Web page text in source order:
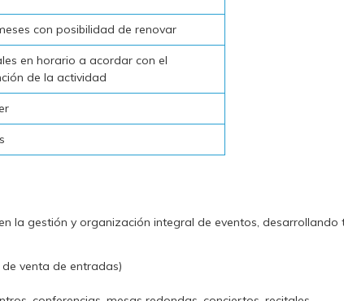
con posibilidad de renovar
en horario a acordar con el
de la actividad
la gestión y organización integral de eventos, desarrollando
venta de entradas)